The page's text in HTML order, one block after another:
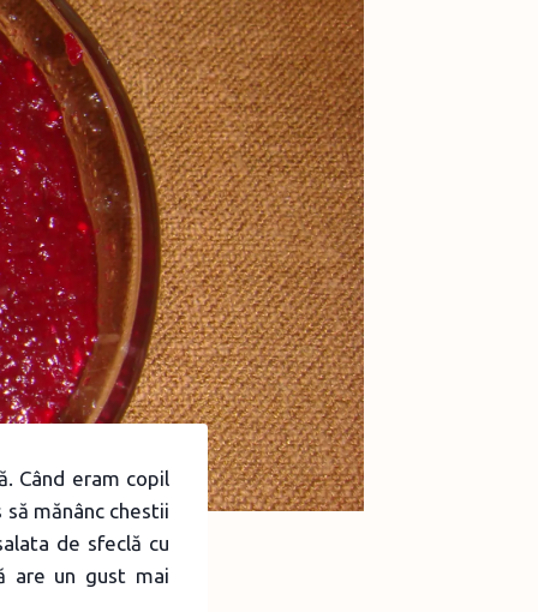
Când eram copil
mănânc chestii
de sfeclă cu
are un gust mai